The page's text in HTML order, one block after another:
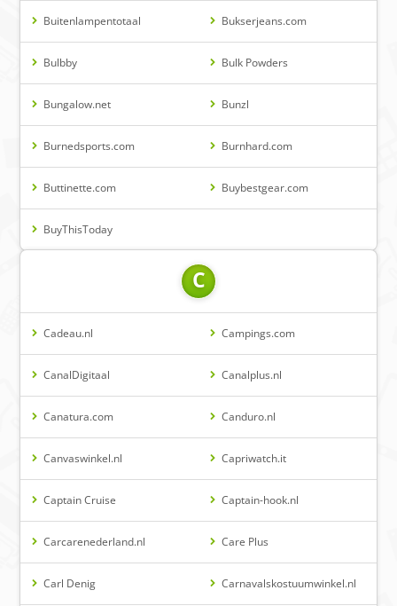
Buitenlampentotaal Bukserjeans.com
Bulbby Bulk Powders
Bungalow.net Bunzl
Burnedsports.com Burnhard.com
Buttinette.com Buybestgear.com
BuyThisToday
C
Cadeau.nl Campings.com
CanalDigitaal Canalplus.nl
Canatura.com Canduro.nl
Canvaswinkel.nl Capriwatch.it
Captain Cruise Captain-hook.nl
Carcarenederland.nl Care Plus
Carl Denig Carnavalskostuumwinkel.nl